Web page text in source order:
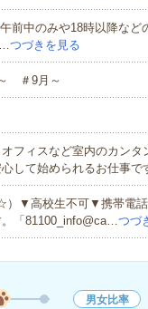
午前中のみや18時以降な
つづきを見る
＃9月～
フィスなど室内のカン
して始められるお仕事
）▼高校生不可▼携帯電
「81100_info@ca…つづ
男女比率